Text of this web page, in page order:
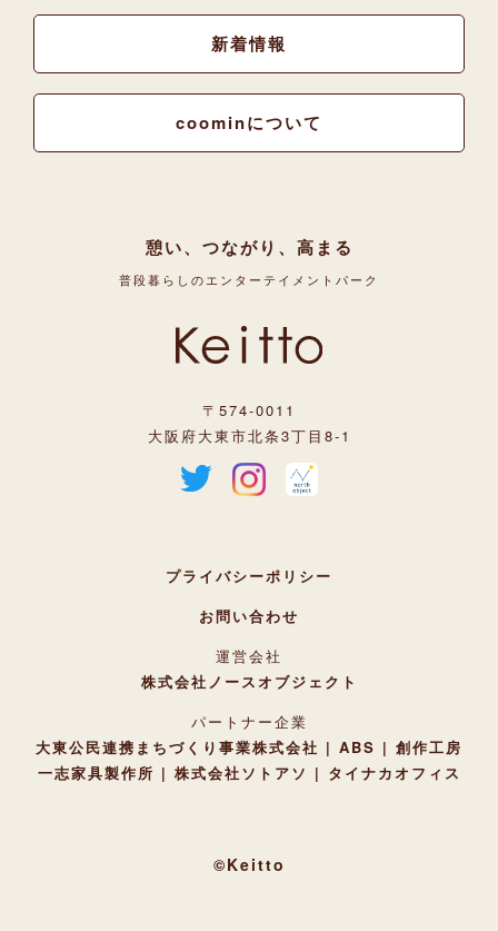
新着情報
coominについて
憩い、つながり、高まる
普段暮らしのエンターテイメントパーク
〒574-0011
大阪府大東市北条3丁目8-1
プライバシーポリシー
お問い合わせ
運営会社
株式会社ノースオブジェクト
パートナー企業
大東公民連携まちづくり事業株式会社
ABS
創作工房
一志家具製作所
株式会社ソトアソ タイナカオフィス
©Keitto